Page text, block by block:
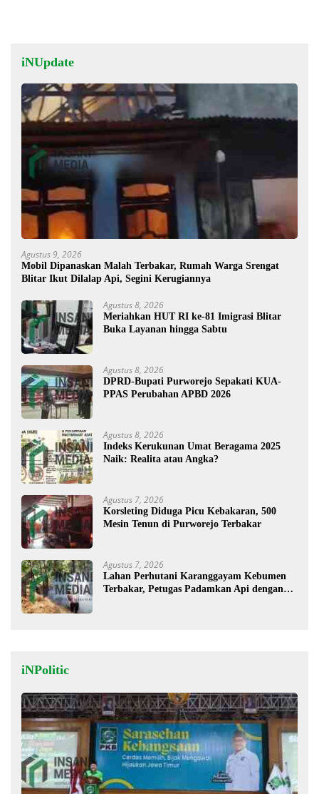
iNUpdate
Agustus 9, 2026
Mobil Dipanaskan Malah Terbakar, Rumah Warga Srengat
Blitar Ikut Dilalap Api, Segini Kerugiannya
Agustus 8, 2026
Meriahkan HUT RI ke-81 Imigrasi Blitar
Buka Layanan hingga Sabtu
Agustus 8, 2026
DPRD-Bupati Purworejo Sepakati KUA-
PPAS Perubahan APBD 2026
Agustus 8, 2026
Indeks Kerukunan Umat Beragama 2025
Naik: Realita atau Angka?
Agustus 7, 2026
Korsleting Diduga Picu Kebakaran, 500
Mesin Tenun di Purworejo Terbakar
Agustus 7, 2026
Lahan Perhutani Karanggayam Kebumen
Terbakar, Petugas Padamkan Api dengan
iNPolitic